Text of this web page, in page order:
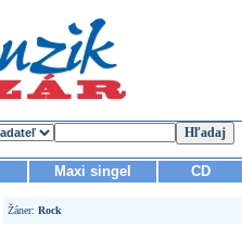
Maxi singel CD
Žáner: Rock